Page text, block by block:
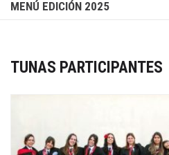
MENÚ EDICIÓN 2025
TUNAS PARTICIPANTES